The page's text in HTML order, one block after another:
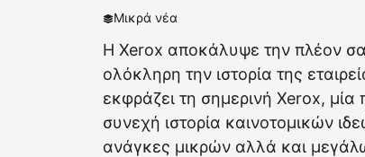
Μικρά νέα
Η Xerox αποκάλυψε την πλέον
ολόκληρη την ιστορία της
εκφράζει τη σημερινή Xerox, μία
συνεχή ιστορία καινοτομικών
ανάγκες μικρών αλλά και